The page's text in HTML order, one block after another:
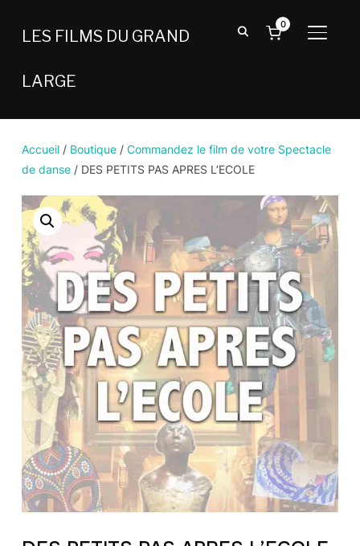
LES FILMS DU GRAND
LARGE
0
Accueil/ Boutique/ Commandez le film de votre Spectacle
de danse/ DES PETITS PAS APRES L’ECOLE